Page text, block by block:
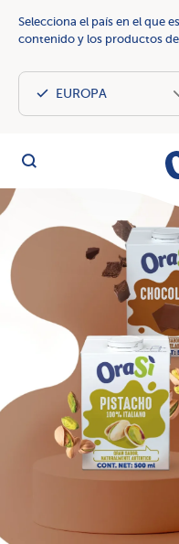
Selecciona el país en el que
contenido y los productos
Busca